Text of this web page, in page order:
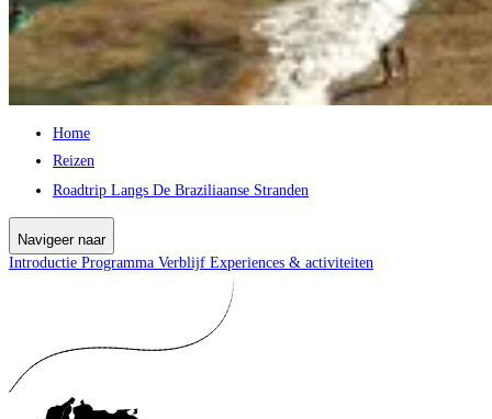
Home
Reizen
Roadtrip Langs De Braziliaanse Stranden
Navigeer naar
Introductie Programma Verblijf Experiences & activiteiten